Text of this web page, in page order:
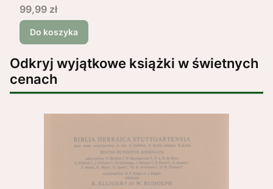
Cena
99,99 zł
Do koszyka
Odkryj wyjątkowe książki w świetnych
cenach